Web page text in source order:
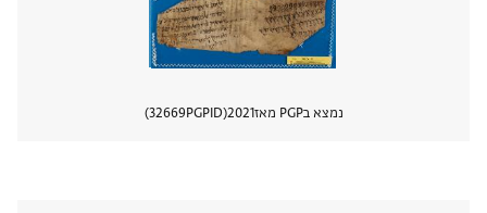
נמצא בPGP מאז 2021
PGPID
32669